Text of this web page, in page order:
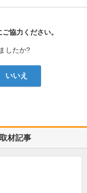
協力ください。
したか?
いいえ
材記事